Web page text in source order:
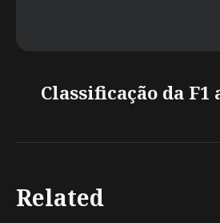
Classificação da F1
Related